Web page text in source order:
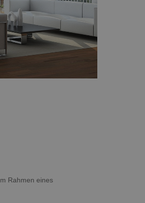
Rahmen eines